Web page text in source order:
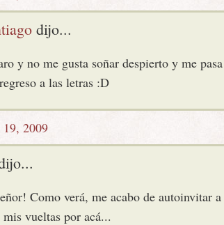
dijo...
y no me gusta soñar despierto y me
a las letras :D
19, 2009
Como verá, me acabo de autoinvitar
vueltas por acá...